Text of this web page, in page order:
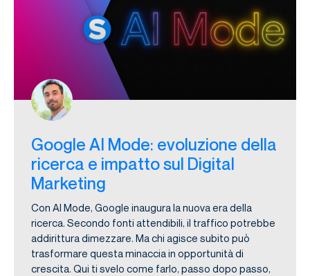
Google AI Mode: evoluzione della
ricerca e impatto sul Digital
Marketing
Con AI Mode, Google inaugura la nuova era della
ricerca. Secondo fonti attendibili, il traffico potrebbe
addirittura dimezzare. Ma chi agisce subito può
trasformare questa minaccia in opportunità di
crescita. Qui ti svelo come farlo, passo dopo passo,